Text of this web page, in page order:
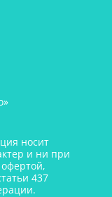
носит
и ни при
437